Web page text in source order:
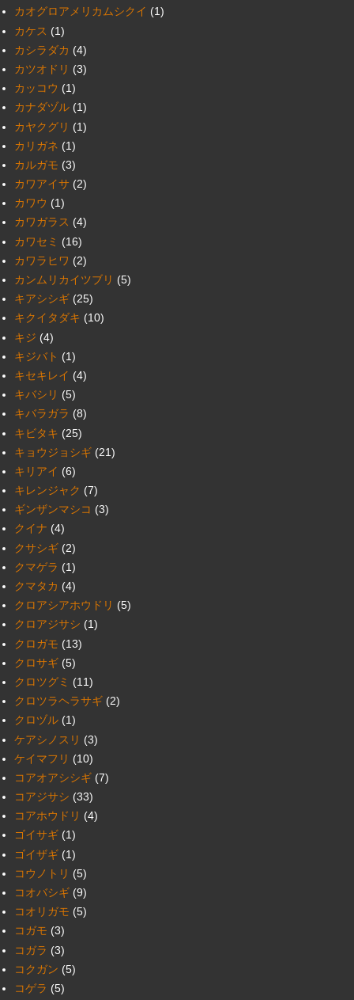
カオグロアメリカムシクイ (1)
カケス (1)
カシラダカ (4)
カツオドリ (3)
カッコウ (1)
カナダヅル (1)
カヤクグリ (1)
カリガネ (1)
カルガモ (3)
カワアイサ (2)
カワウ (1)
カワガラス (4)
カワセミ (16)
カワラヒワ (2)
カンムリカイツブリ (5)
キアシシギ (25)
キクイタダキ (10)
キジ (4)
キジバト (1)
キセキレイ (4)
キバシリ (5)
キバラガラ (8)
キビタキ (25)
キョウジョシギ (21)
キリアイ (6)
キレンジャク (7)
ギンザンマシコ (3)
クイナ (4)
クサシギ (2)
クマゲラ (1)
クマタカ (4)
クロアシアホウドリ (5)
クロアジサシ (1)
クロガモ (13)
クロサギ (5)
クロツグミ (11)
クロツラヘラサギ (2)
クロヅル (1)
ケアシノスリ (3)
ケイマフリ (10)
コアオアシシギ (7)
コアジサシ (33)
コアホウドリ (4)
ゴイサギ (1)
ゴイザギ (1)
コウノトリ (5)
コオバシギ (9)
コオリガモ (5)
コガモ (3)
コガラ (3)
コクガン (5)
コゲラ (5)